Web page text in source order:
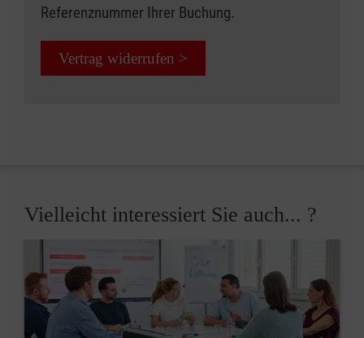
Referenznummer Ihrer Buchung.
Vertrag widerrufen >
Vielleicht interessiert Sie auch... ?